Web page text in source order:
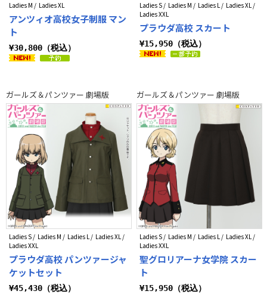
Ladies M / Ladies XL
アンツィオ高校女子制服 マン
ト
¥30,800（税込）
Ladies S / Ladies M / Ladies L / Ladies XL /
Ladies XXL
プラウダ高校 スカート
¥15,950（税込）
ガールズ＆パンツァー 劇場版
Ladies S / Ladies M / Ladies L / Ladies XL /
Ladies XXL
プラウダ高校 パンツァージャ
ケットセット
¥45,430（税込）
ガールズ＆パンツァー 劇場版
Ladies S / Ladies M / Ladies L / Ladies XL /
Ladies XXL
聖グロリアーナ女学院 スカー
ト
¥15,950（税込）